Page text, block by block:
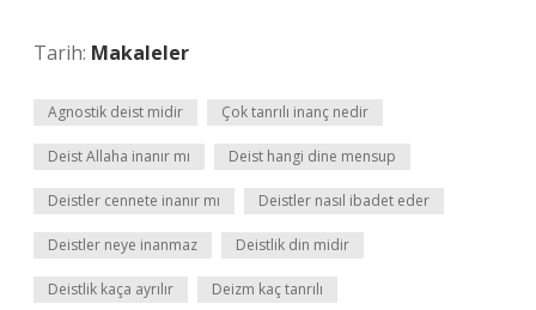
Tarih: Makaleler
Agnostik deist midir Çok tanrılı inanç nedir
Deist Allaha inanır mı Deist hangi dine mensup
Deistler cennete inanır mı Deistler nasıl ibadet eder
Deistler neye inanmaz Deistlik din midir
Deistlik kaça ayrılır Deizm kaç tanrılı